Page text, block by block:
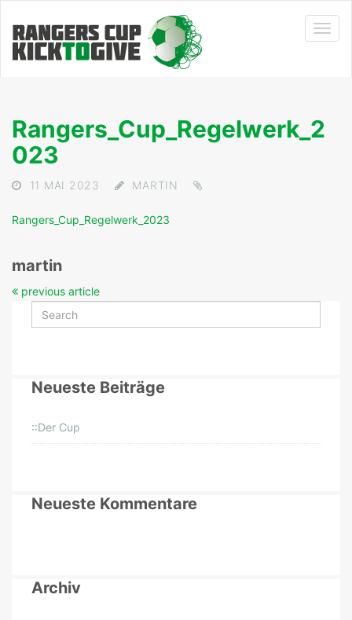
Rangers_Cup_Regelwerk_2
023
11 MAI 2023 MARTIN
Rangers_Cup_Regelwerk_2023
martin
previous article
Neueste Beiträge
::Der Cup
Neueste Kommentare
Archiv